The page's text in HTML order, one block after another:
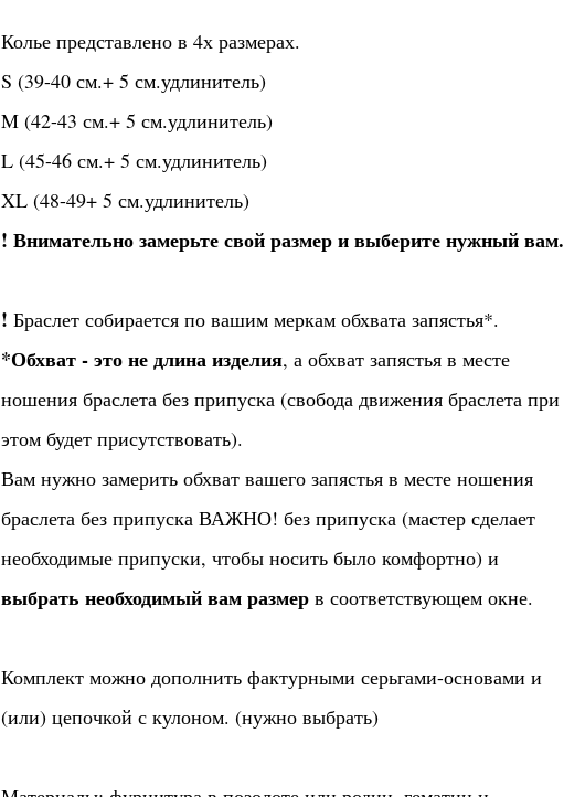
Колье представлено в 4х размерах.
S (39-40 см.+ 5 см.удлинитель)
M (42-43 см.+ 5 см.удлинитель)
L (45-46 см.+ 5 см.удлинитель)
XL (48-49+ 5 см.удлинитель)
! Внимательно замерьте свой размер и выберите нужный вам.
! Браслет собирается по вашим меркам обхвата запястья*.
*Обхват - это не длина изделия, а обхват запястья в месте
ношения браслета без припуска (свобода движения браслета при
этом будет присутствовать).
Вам нужно замерить обхват вашего запястья в месте ношения
браслета без припуска ВАЖНО! без припуска (мастер сделает
необходимые припуски, чтобы носить было комфортно) и
выбрать необходимый вам размер в соответствующем окне.
Комплект можно дополнить фактурными серьгами-основами и
(или) цепочкой с кулоном. (нужно выбрать)